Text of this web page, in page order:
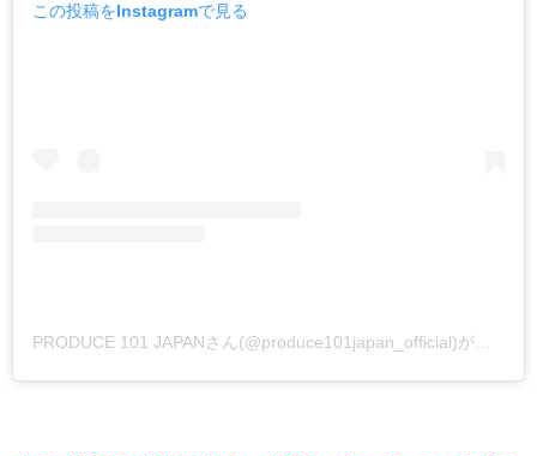
この投稿をInstagramで見る
PRODUCE 101 JAPANさん(@produce101japan_official)がシェアした投稿